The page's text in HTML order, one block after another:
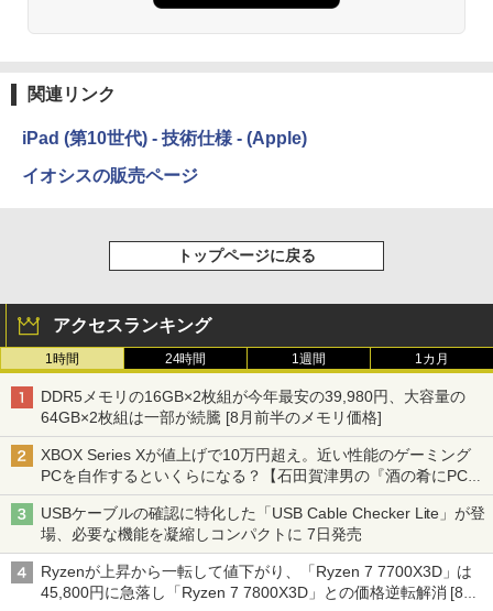
関連リンク
iPad (第10世代) - 技術仕様 - (Apple)
イオシスの販売ページ
トップページに戻る
アクセスランキング
1時間 24時間 1週間 1カ月
DDR5メモリの16GB×2枚組が今年最安の39,980円、大容量の
64GB×2枚組は一部が続騰 [8月前半のメモリ価格]
XBOX Series Xが値上げで10万円超え。近い性能のゲーミング
PCを自作するといくらになる？【石田賀津男の『酒の肴にPCゲ
ーム』】
USBケーブルの確認に特化した「USB Cable Checker Lite」が登
場、必要な機能を凝縮しコンパクトに 7日発売
Ryzenが上昇から一転して値下がり、「Ryzen 7 7700X3D」は
45,800円に急落し「Ryzen 7 7800X3D」との価格逆転解消 [8月